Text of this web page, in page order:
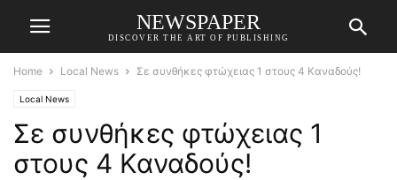
NEWSPAPER
DISCOVER THE ART OF PUBLISHING
Home Local News Σε συνθήκες φτώχειας 1 στους 4 Καναδούς!
Local News
Σε συνθήκες φτώχειας 1
στους 4 Καναδούς!